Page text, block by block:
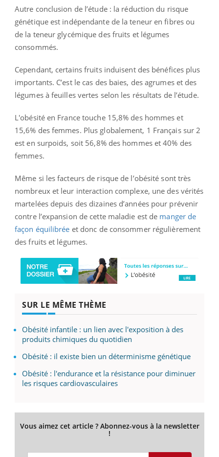
Autre conclusion de l’étude : la réduction du risque
génétique est indépendante de la teneur en fibres ou
de la teneur glycémique des fruits et légumes
consommés.
Cependant, certains fruits induisent des bénéfices plus
importants. C’est le cas des baies, des agrumes et des
légumes à feuilles vertes selon les résultats de l’étude.
L'obésité en France touche 15,8% des hommes et
15,6% des femmes. Plus globalement, 1 Français sur 2
est en surpoids, soit 56,8% des hommes et 40% des
femmes.
Même si les facteurs de risque de l’obésité sont très
nombreux et leur interaction complexe, une des vérités
martelées depuis des dizaines d’années pour prévenir
contre l’expansion de cette maladie est de manger de
façon équilibrée et donc de consommer régulièrement
des fruits et légumes.
SUR LE MÊME THÈME
Obésité infantile : un lien avec l'exposition à des
produits chimiques du quotidien
Obésité : il existe bien un déterminisme génétique
Obésité : l'endurance et la résistance pour diminuer
les risques cardiovasculaires
Vous aimez cet article ? Abonnez-vous à la newsletter
!